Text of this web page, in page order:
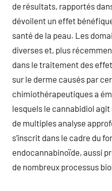
de résultats, rapportés
dévoilent un effet
santé de la peau. Les
diverses et, plus
dans le traitement des
sur le derme causés par
chimiothérapeutiques a
lesquels le cannabidiol
de multiples analyse
s’inscrit dans le cadre du
endocannabinoïde, aussi
de nombreux processus